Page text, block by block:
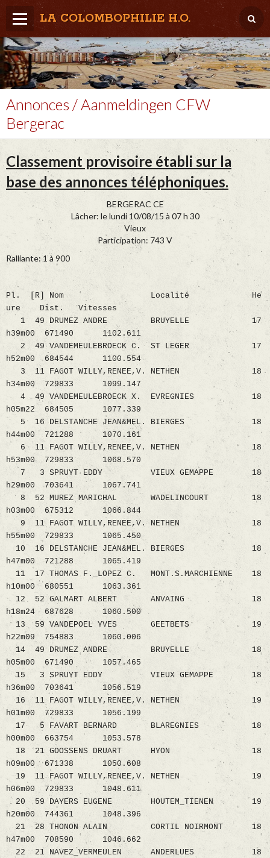
LA COLOMBOPHILIE H.O.
Home
Météo / Het weer
Lâcher / Los
Result. clubs, Provincial, (Inter)National
RFCB / KBDB
Annonces / Aanmeldingen CFW
Bergerac
Classement provisoire établi sur la
base des annonces téléphoniques.
BERGERAC CE
Lâcher: le lundi 10/08/15 à 07 h 30
Vieux
Participation: 743 V
Ralliante: 1 à 900
Pl. [R] Nom Localité He
ure Dist. Vitesses
1 49 DRUMEZ ANDRE BRUYELLE 17
h39m00 671490 1102.611
2 49 VANDEMEULEBROECK C. ST LEGER 17
h52m00 684544 1100.554
3 11 FAGOT WILLY,RENEE,V. NETHEN 18
h34m00 729833 1099.147
4 49 VANDEMEULEBROECK X. EVREGNIES 18
h05m22 684505 1077.339
5 16 DELSTANCHE JEAN&MEL. BIERGES 18
h44m00 721288 1070.161
6 11 FAGOT WILLY,RENEE,V. NETHEN 18
h53m00 729833 1068.570
7 3 SPRUYT EDDY VIEUX GEMAPPE 18
h29m00 703641 1067.741
8 52 MUREZ MARICHAL WADELINCOURT 18
h03m00 675312 1066.844
9 11 FAGOT WILLY,RENEE,V. NETHEN 18
h55m00 729833 1065.450
10 16 DELSTANCHE JEAN&MEL. BIERGES 18
h47m00 721288 1065.419
11 17 THOMAS F._LOPEZ C. MONT.S.MARCHIENNE 18
h10m00 680551 1063.361
12 52 GALMART ALBERT ANVAING 18
h18m24 687628 1060.500
13 59 VANDEPOEL YVES GEETBETS 19
h22m09 754883 1060.006
14 49 DRUMEZ ANDRE BRUYELLE 18
h05m00 671490 1057.465
15 3 SPRUYT EDDY VIEUX GEMAPPE 18
h36m00 703641 1056.519
16 11 FAGOT WILLY,RENEE,V. NETHEN 19
h01m00 729833 1056.199
17 5 FAVART BERNARD BLAREGNIES 18
h00m00 663754 1053.578
18 21 GOOSSENS DRUART HYON 18
h09m00 671338 1050.608
19 11 FAGOT WILLY,RENEE,V. NETHEN 19
h06m00 729833 1048.611
20 59 DAYERS EUGENE HOUTEM_TIENEN 19
h20m00 744361 1048.396
21 28 THONON ALAIN CORTIL NOIRMONT 18
h47m00 708590 1046.662
22 21 NAVEZ_VERMEULEN ANDERLUES 18